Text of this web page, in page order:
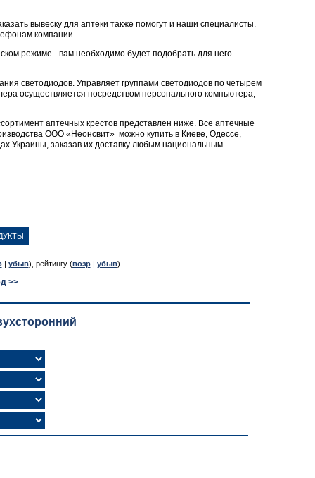
вывеску для аптеки также помогут и наши специалисты.
компании.
режиме - вам необходимо будет подобрать для него
светодиодов. Управляет группами светодиодов по четырем
осуществляется посредством персонального компьютера,
аптечных крестов представлен ниже. Все аптечные
OOO «Неонсвит» можно купить в Киеве, Одессе,
Украины, заказав их доставку любым национальным
| убыв), рейтингу (возр| убыв)
>>